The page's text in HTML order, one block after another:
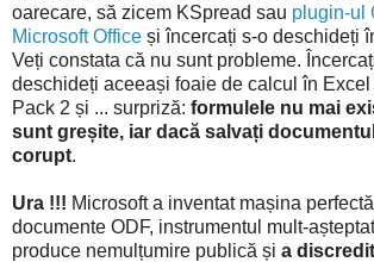
oarecare, să zicem KSpread sau plugin-ul
Microsoft Office și încercați s-o deschideți
Veți constata că nu sunt probleme.
deschideți aceeași foaie de calcul în
Pack 2 și ... surpriză: formulele nu mai
sunt greșite, iar dacă salvați
corupt.
Ura !!! Microsoft a inventat mașina perfectă
documente ODF, instrumentul mult-
produce nemulțumire publică și a